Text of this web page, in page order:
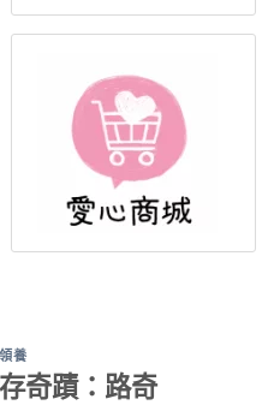
養
奇蹟：路奇